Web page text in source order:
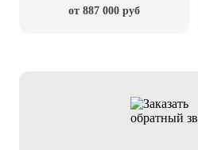
от 887 000 руб